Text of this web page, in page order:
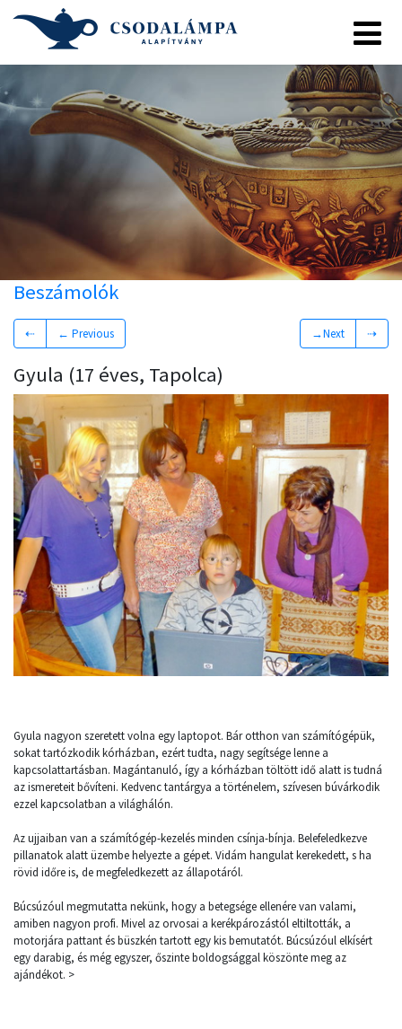
Beszámolók
⇠ ← Previous →Next ⇢
Gyula (17 éves, Tapolca)
Gyula nagyon szeretett volna egy laptopot. Bár otthon van számítógépük,
sokat tartózkodik kórházban, ezért tudta, nagy segítsége lenne a
kapcsolattartásban. Magántanuló, így a kórházban töltött idő alatt is tudná
az ismereteit bővíteni. Kedvenc tantárgya a történelem, szívesen búvárkodik
ezzel kapcsolatban a világhálón.
Az ujjaiban van a számítógép-kezelés minden csínja-bínja. Belefeledkezve
pillanatok alatt üzembe helyezte a gépet. Vidám hangulat kerekedett, s ha
rövid időre is, de megfeledkezett az állapotáról.
Búcsúzóul megmutatta nekünk, hogy a betegsége ellenére van valami,
amiben nagyon profi. Mivel az orvosai a kerékpározástól eltiltották, a
motorjára pattant és büszkén tartott egy kis bemutatót. Búcsúzóul elkísért
egy darabig, és még egyszer, őszinte boldogsággal köszönte meg az
ajándékot. >